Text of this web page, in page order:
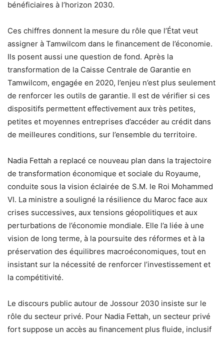
bénéficiaires à l’horizon 2030.
Ces chiffres donnent la mesure du rôle que l’État veut
assigner à Tamwilcom dans le financement de l’économie.
Ils posent aussi une question de fond. Après la
transformation de la Caisse Centrale de Garantie en
Tamwilcom, engagée en 2020, l’enjeu n’est plus seulement
de renforcer les outils de garantie. Il est de vérifier si ces
dispositifs permettent effectivement aux très petites,
petites et moyennes entreprises d’accéder au crédit dans
de meilleures conditions, sur l’ensemble du territoire.
Nadia Fettah a replacé ce nouveau plan dans la trajectoire
de transformation économique et sociale du Royaume,
conduite sous la vision éclairée de S.M. le Roi Mohammed
VI. La ministre a souligné la résilience du Maroc face aux
crises successives, aux tensions géopolitiques et aux
perturbations de l’économie mondiale. Elle l’a liée à une
vision de long terme, à la poursuite des réformes et à la
préservation des équilibres macroéconomiques, tout en
insistant sur la nécessité de renforcer l’investissement et
la compétitivité.
Le discours public autour de Jossour 2030 insiste sur le
rôle du secteur privé. Pour Nadia Fettah, un secteur privé
fort suppose un accès au financement plus fluide, inclusif